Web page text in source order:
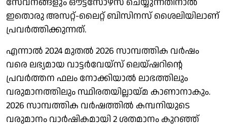
ഇതൊരു അസറ്റ്-ലൈറ്റ് ബിസിനസ് ശൈലിയിലാണ്
പ്രവർത്തിക്കുന്നത്.
എന്നാൽ 2024 മുതൽ 2026 സാമ്പത്തിക വർഷം
വരെ ലഭ്യമായ വാട്ടർവേയ്സ് ലെയ്ഷറിന്റെ
പ്രവർത്തന ഫലം നോക്കിയാൽ ലാഭത്തിലും
വരുമാനത്തിലും സ്ഥിരതയില്ലായ്മ കാണാനാകും.
2026 സാമ്പത്തിക വർഷത്തിൽ കമ്പനിയുടെ
വരുമാനം വാർഷികമായി 2 ശതമാനം കുറഞ്ഞ്